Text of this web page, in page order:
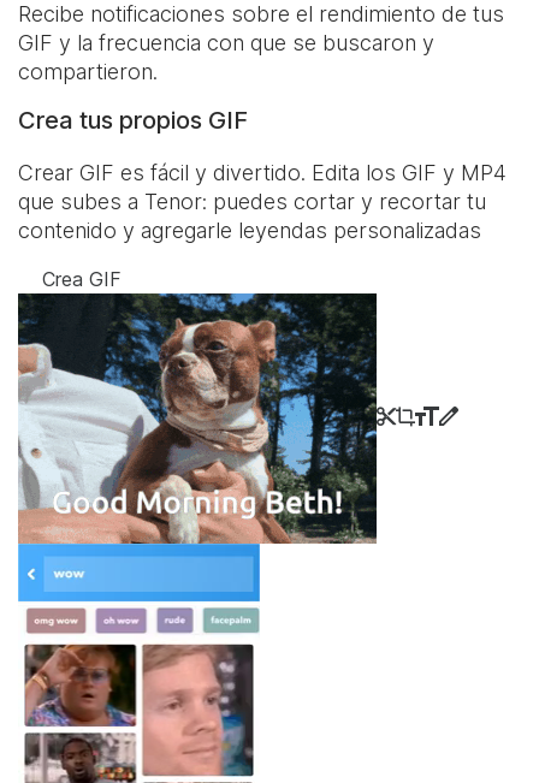
Recibe notificaciones sobre el rendimiento de tus
GIF y la frecuencia con que se buscaron y
compartieron.
Crea tus propios GIF
Crear GIF es fácil y divertido. Edita los GIF y MP4
que subes a Tenor: puedes cortar y recortar tu
contenido y agregarle leyendas personalizadas
Crea GIF